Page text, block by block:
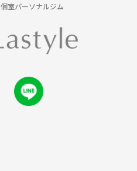
室パーソナルジム